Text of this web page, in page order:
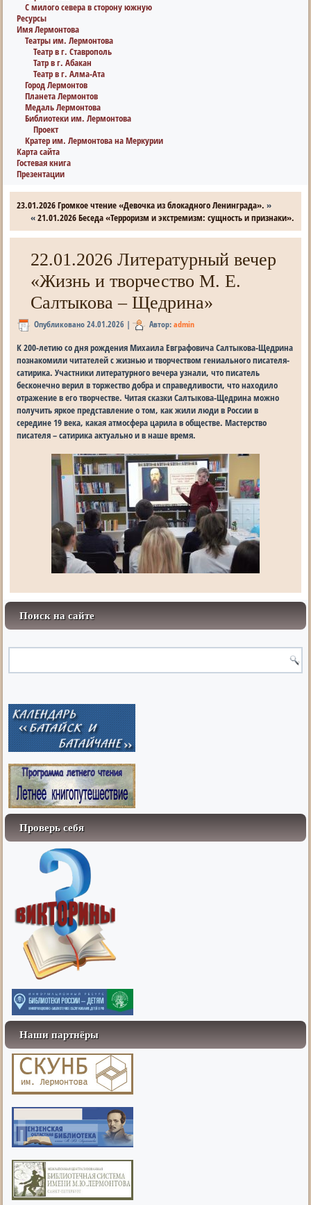
С милого севера в сторону южную
Ресурсы
Имя Лермонтова
Театры им. Лермонтова
Театр в г. Ставрополь
Татр в г. Абакан
Театр в г. Алма-Ата
Город Лермонтов
Планета Лермонтов
Медаль Лермонтова
Библиотеки им. Лермонтова
Проект
Кратер им. Лермонтова на Меркурии
Карта сайта
Гостевая книга
Презентации
23.01.2026 Громкое чтение «Девочка из блокадного Ленинграда». »
«21.01.2026 Беседа «Терроризм и экстремизм: сущность и признаки».
22.01.2026 Литературный вечер
«Жизнь и творчество М. Е.
Салтыкова – Щедрина»
Опубликовано 24.01.2026 | Автор: admin
К 200-летию со дня рождения Михаила Евграфовича Салтыкова-Щедрина
познакомили читателей с жизнью и творчеством гениального писателя-
сатирика. Участники литературного вечера узнали, что писатель
бесконечно верил в торжество добра и справедливости, что находило
отражение в его творчестве. Читая сказки Салтыкова-Щедрина можно
получить яркое представление о том, как жили люди в России в
середине 19 века, какая атмосфера царила в обществе. Мастерство
писателя – сатирика актуально и в наше время.
Поиск на сайте
Проверь себя
Наши партнёры